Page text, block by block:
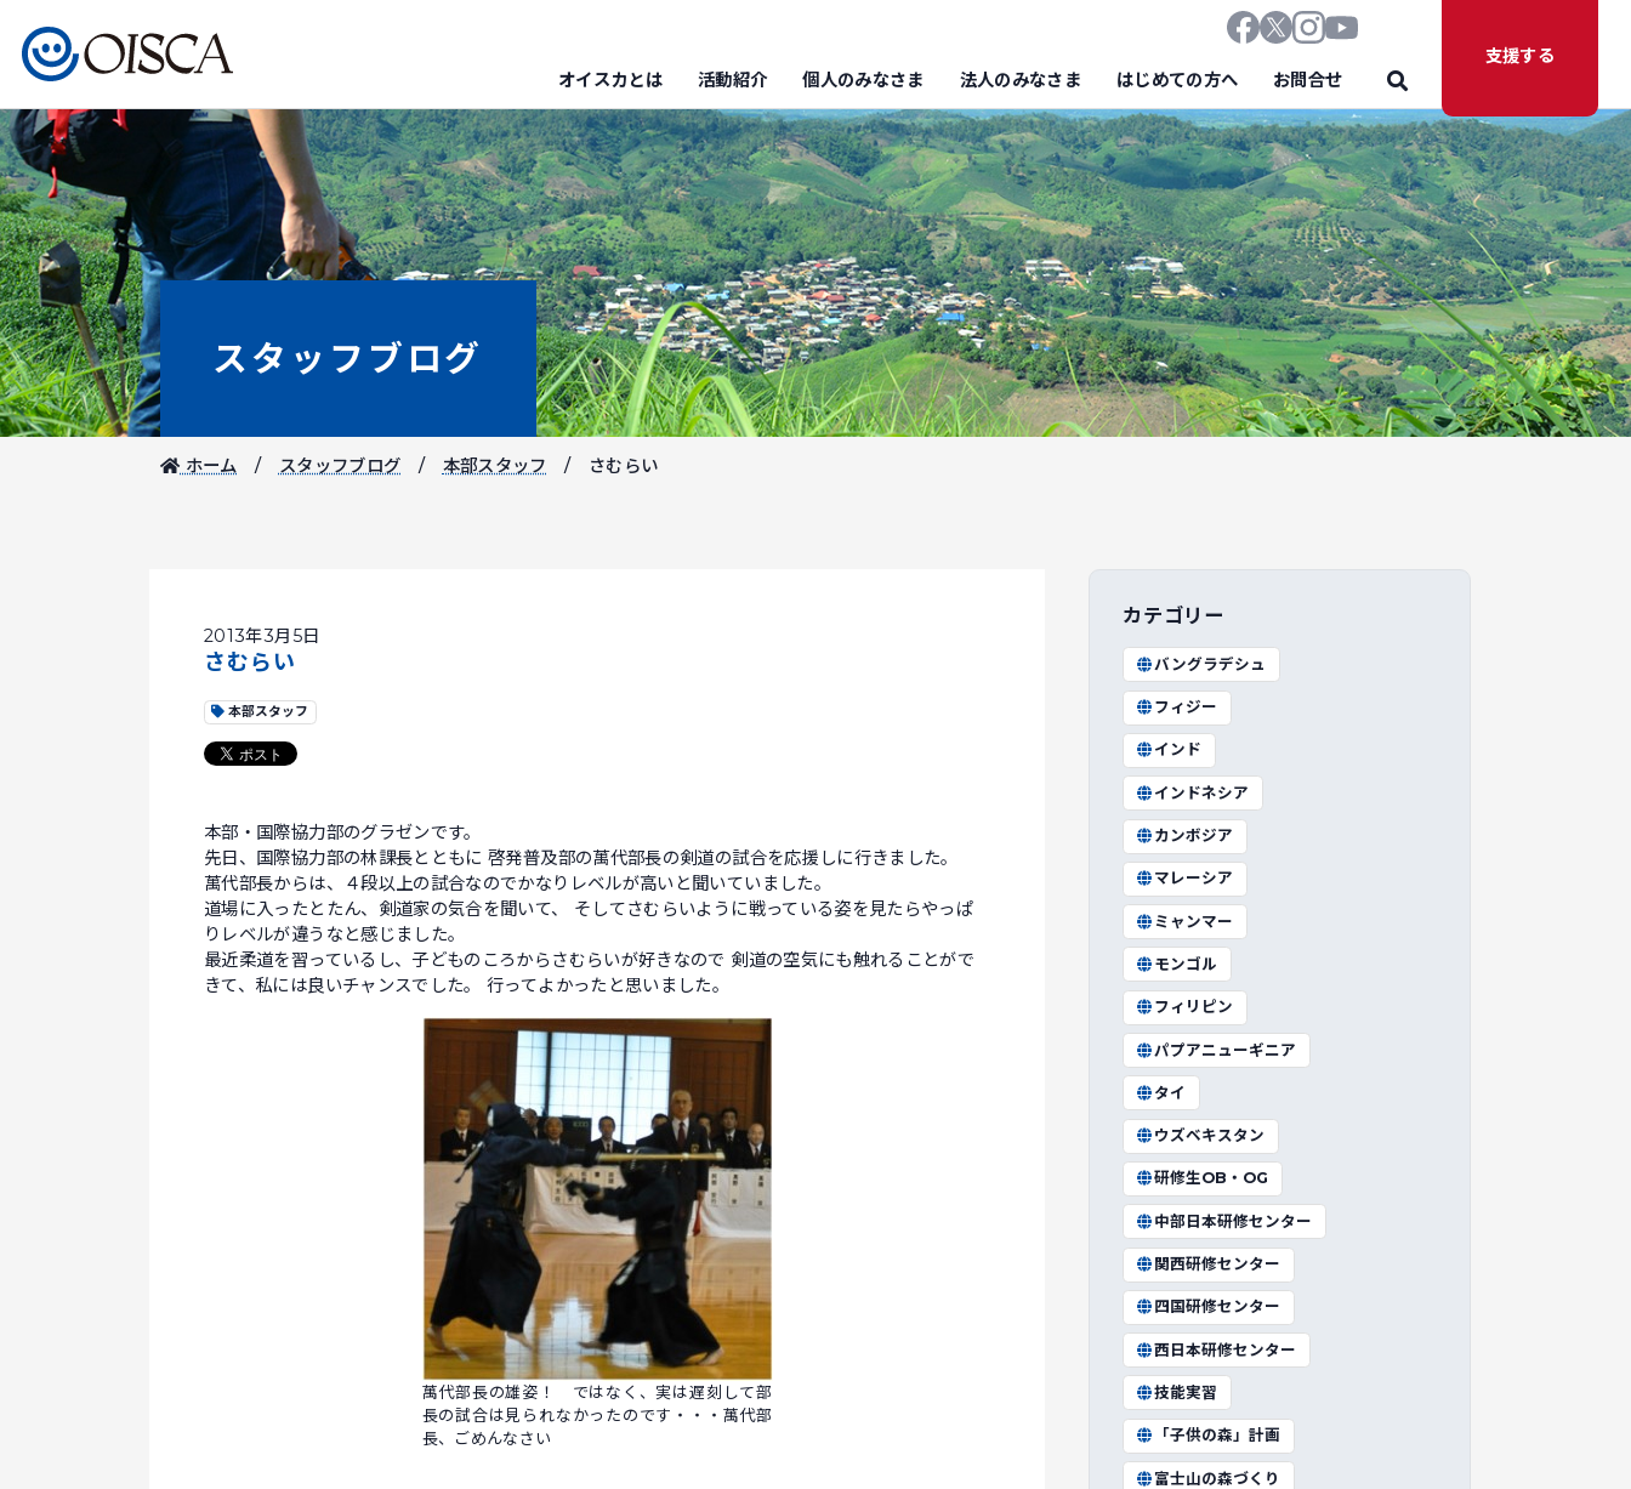
オイスカとは 活動紹介 個人のみなさま 法人のみなさま はじめての方へ お問合せ
支援する
スタッフブログ
ホーム スタッフブログ 本部スタッフ さむらい
2013年3月5日
さむらい
本部スタッフ
本部・国際協力部のグラゼンです。
先日、国際協力部の林課長とともに 啓発普及部の萬代部長の剣道の試合を応援しに行きました。
萬代部長からは、４段以上の試合なのでかなりレベルが高いと聞いていました。
道場に入ったとたん、剣道家の気合を聞いて、 そしてさむらいように戦っている姿を見たらやっぱ
りレベルが違うなと感じました。
最近柔道を習っているし、子どものころからさむらいが好きなので 剣道の空気にも触れることがで
きて、私には良いチャンスでした。 行ってよかったと思いました。
萬代部長の雄姿！ ではなく、実は遅刻して部
長の試合は見られなかったのです・・・萬代部
長、ごめんなさい
カテゴリー
バングラデシュ
フィジー
インド
インドネシア
カンボジア
マレーシア
ミャンマー
モンゴル
フィリピン
パプアニューギニア
タイ
ウズベキスタン
研修生OB・OG
中部日本研修センター
関西研修センター
四国研修センター
西日本研修センター
技能実習
「子供の森」計画
富士山の森づくり